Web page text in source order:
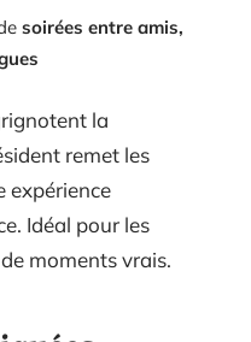
soirées entre amis,
la
remet les
expérience
Idéal pour les
moments vrais.